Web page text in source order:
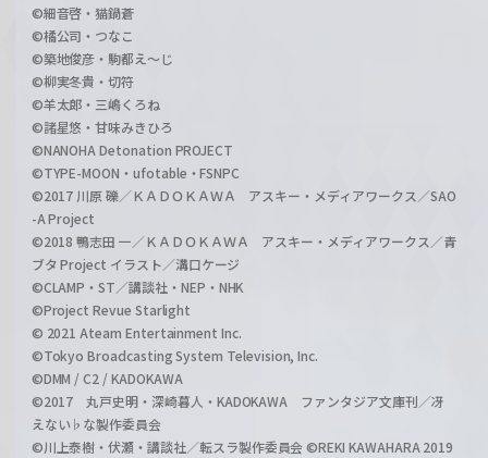
©細音啓・猫鍋蒼
©橘公司・つなこ
©築地俊彦・駒都え～じ
©柳実冬貴・切符
©羊太郎・三嶋くろね
©諸星悠・甘味みきひろ
©NANOHA Detonation PROJECT
©TYPE-MOON・ufotable・FSNPC
©2017 川原 礫／ＫＡＤＯＫＡＷＡ アスキー・メディアワークス／SAO
-A Project
©2018 鴨志田 一／ＫＡＤＯＫＡＷＡ アスキー・メディアワークス／青
ブタ Project イラスト／溝口ケージ
©CLAMP・ST／講談社・NEP・NHK
©Project Revue Starlight
© 2021 Ateam Entertainment Inc.
©Tokyo Broadcasting System Television, Inc.
©DMM / C2 / KADOKAWA
©2017 丸戸史明・深崎暮人・KADOKAWA ファンタジア文庫刊／冴
えない♭な製作委員会
©川上泰樹・伏瀬・講談社／転スラ製作委員会 ©REKI KAWAHARA 2019